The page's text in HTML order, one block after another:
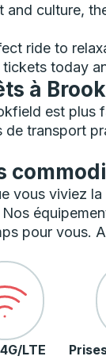
culture,
ride to
today
à
est
transport
vous viviez
pour vous.
LTE